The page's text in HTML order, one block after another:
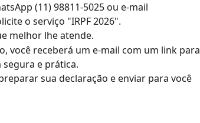
(11) 98811-5025 ou e-mail
o serviço "IRPF 2026".
melhor lhe atende.
você receberá um e-mail com um link para
e prática.
sua declaração e enviar para você